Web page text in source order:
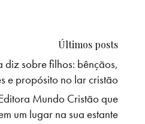
Últimos posts
diz sobre filhos: bênçãos,
e propósito no lar cristão
Mundo Cristão que
um lugar na sua estante